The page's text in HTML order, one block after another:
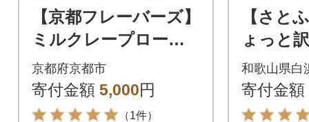
【京都フレーバーズ】
ミルクレープロール
チョコレート|人気ス
イーツブランド ご褒
美スイーツ
京都府京都市
寄付金額 5,000円
（1件）
【さと
ょっと
州南高
つ梅干
り 塩分
和歌山県白
寄付金額